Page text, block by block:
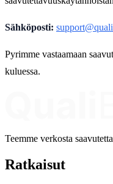
Sähköposti:
Pyrimme vastaamaan
kuluessa.
Teemme verkosta
Ratkaisut